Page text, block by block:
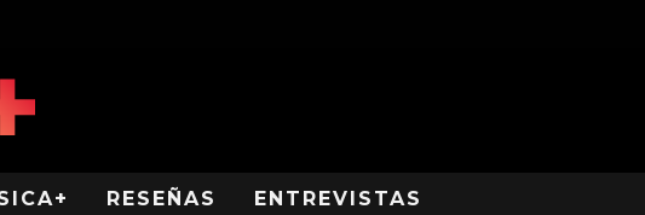
RESEÑAS ENTREVISTAS